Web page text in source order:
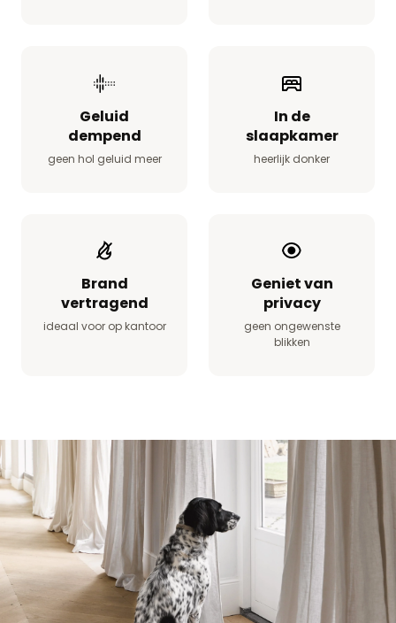
Geluid
dempend
geen hol geluid meer
In de
slaapkamer
heerlijk donker
Brand
vertragend
ideaal voor op kantoor
Geniet van
privacy
geen ongewenste
blikken